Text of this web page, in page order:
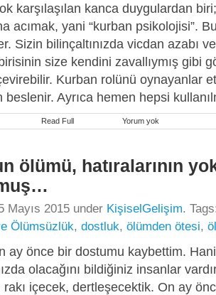
karşılaşılan kanca duygulardan
acımak, yani “kurban psikolojisi”.
Sizin bilinçaltınızda vicdan azabı
size kendini zavallıymış gibi
Kurban rolünü oynayanlar
beslenir. Ayrıca hemen hepsi
Read Full Yorum yok
Modundaki
Regresyonu
ve
ölümü, hatıralarının
Mayıs 2015 under KişiselGelişim.
Ölümsüzlük, dostluk, ölümden ötesi,
ay önce bir dostumu kaybettim.
olacağını bildiğiniz insanlar
içecek, dertleşecektik. On ay